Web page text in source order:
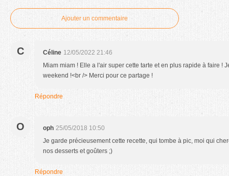
Ajouter un commentaire
C Céline 12/05/2022 21:46
Miam miam ! Elle a l'air super cette tarte et en plus rapide à faire !
weekend !<br /> Merci pour ce partage !
Répondre
O oph 25/05/2018 10:50
Je garde précieusement cette recette, qui tombe à pic, moi qui
nos desserts et goûters ;)
Répondre